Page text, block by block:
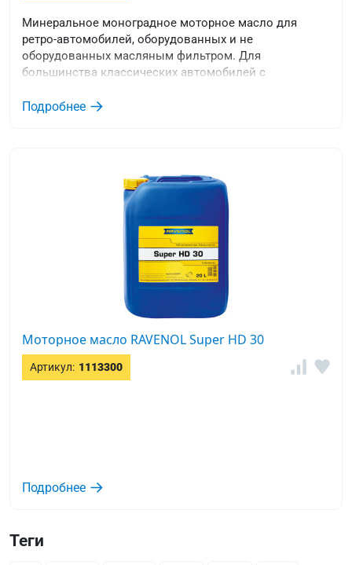
Теги
Минеральное моноградное моторное масло для
ретро-автомобилей, оборудованных и не
оборудованных масляным фильтром. Для
большинства классических автомобилей с
Подробнее
Моторное масло RAVENOL Super HD 30
Артикул: 1113300
Подробнее